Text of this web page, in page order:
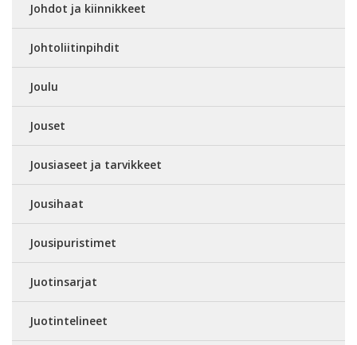
Johdot ja kiinnikkeet
Johtoliitinpihdit
Joulu
Jouset
Jousiaseet ja tarvikkeet
Jousihaat
Jousipuristimet
Juotinsarjat
Juotintelineet